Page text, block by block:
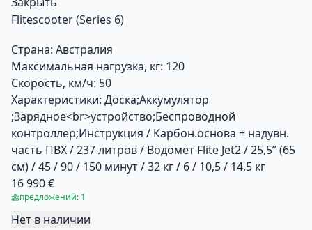
Flitescooter (Series 6)
Страна: Австралия
Максимальная нагрузка, кг: 120
Скорость, км/ч: 50
Характеристики: Доска;Аккумулятор
;Зарядное<br>устройство;Беспроводной
контроллер;Инструкция / Карбон.основа + надувн.
часть ПВХ / 237 литров / Водомёт Flite Jet2 / 25,5” (65
см) / 45 / 90 / 150 минут / 32 кг / 6 / 10,5 / 14,5 кг
16 990 €
предложений: 1
Нет в наличии